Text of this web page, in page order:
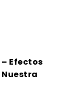
Efectos